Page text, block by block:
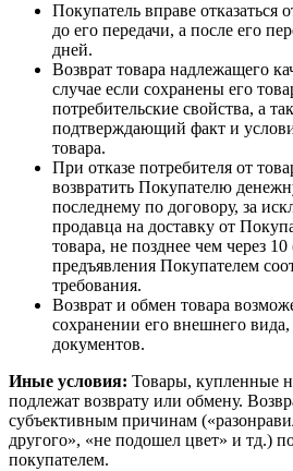
Покупатель вправе отказаться
до его передачи, а после его
дней.
Возврат товара надлежащего
случае если сохранены его
потребительские свойства, а
подтверждающий факт и
товара.
При отказе потребителя от
возвратить Покупателю
последнему по договору, за
продавца на доставку от
товара, не позднее чем через
предъявления Покупателем
требования.
Возврат и обмен товара
сохранении его внешнего
документов.
Иные условия: Товары, купленные
подлежат возврату или обмену.
субъективным причинам
другого», «не подошел цвет» и тд.)
покупателем.